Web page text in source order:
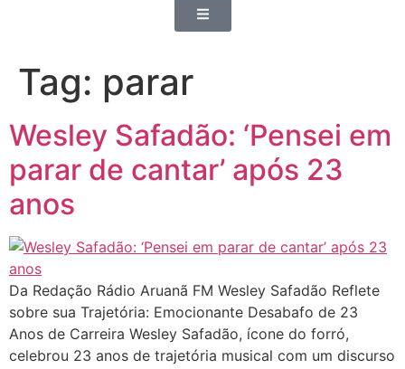
Tag: parar
Wesley Safadão: ‘Pensei em
parar de cantar’ após 23
anos
Da Redação Rádio Aruanã FM Wesley Safadão Reflete
sobre sua Trajetória: Emocionante Desabafo de 23
Anos de Carreira Wesley Safadão, ícone do forró,
celebrou 23 anos de trajetória musical com um discurso